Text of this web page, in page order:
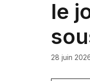
le
28 juin